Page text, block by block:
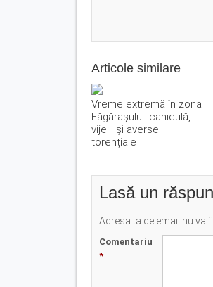
Articole similare
Vreme extremă în zona
Făgărașului: caniculă,
vijelii și averse
torențiale
Lasă un
Adresa ta de email nu va
Comentariu
*